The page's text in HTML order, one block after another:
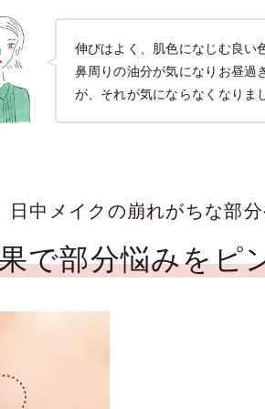
伸びはよく、肌色になじむ良い
鼻周りの油分が気になりお昼過
が、それが気にならなくなりま
日中メイクの崩れがちな部
で部分悩みをピ